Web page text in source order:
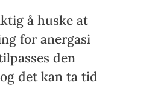
å huske at
for anergasi
den
det kan ta tid